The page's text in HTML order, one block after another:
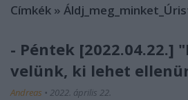
Címkék »
- Péntek [2022.04.22.]
velünk, ki lehet
Andreas • 2022. április 22.